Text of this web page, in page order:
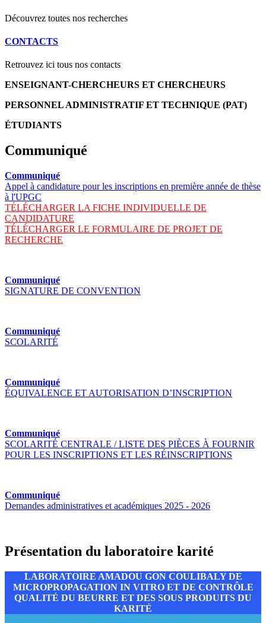
Découvrez toutes nos recherches
CONTACTS
Retrouvez ici tous nos contacts
ENSEIGNANT-CHERCHEURS ET CHERCHEURS
PERSONNEL ADMINISTRATIF ET TECHNIQUE (PAT)
ÉTUDIANTS
Communiqué
Communiqué
Appel à candidature pour les inscriptions en première année de thèse
à l'UPGC
TÉLÉCHARGER LA FICHE INDIVIDUELLE DE
CANDIDATURE
TÉLÉCHARGER LE FORMULAIRE DE PROJET DE
RECHERCHE
Communiqué
SIGNATURE DE CONVENTION
Communiqué
SCOLARITÉ
Communiqué
ÉQUIVALENCE ET AUTORISATION D’INSCRIPTION
Communiqué
SCOLARITÉ CENTRALE / LISTE DES PIÈCES À FOURNIR
POUR LES INSCRIPTIONS ET LES RÉINSCRIPTIONS
Communiqué
Demandes administratives et académiques 2025 - 2026
Présentation du laboratoire karité
LABORATOIRE AMADOU GON COULIBALY DE
MICROPROPAGATION IN VITRO ET DE CONTRÔLE
QUALITÉ DU BEURRE ET DES SOUS PRODUITS DU
KARITÉ